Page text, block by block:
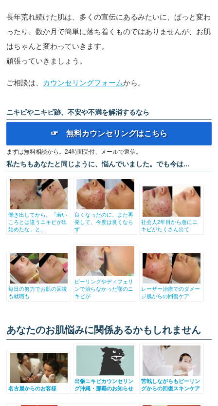
長年荒れ続けた肌は、多くの宣伝にあるみたいに、ぱっと変わ
ったり、数か月で簡単に落ち着くものではありませんが、お肌
はちゃんと変わっていきます。
頑張っていきましょう。
ご相談は、 カウンセリングフォームから。
ニキビやニキビ跡、不安や不満を解消するなら
☞ 無料カウンセリングはこちら
まずは無料相談から。24時間受付、メールで返信。
私たちもあなたと同じように、悩んでいました。でも今は...
働き出してから、「若い
ころとは違うニキビが出
始めたな」と...
良くなったのに、また再
発して、今度は良くなら
ず
社会人2年目から急にニ
キビがたくさん出て
毎日の努力でお肌の回復
も就職も
ピーリングやディフェリ
ンで治らなかった顎のニ
キビが
レーザー治療でのダメー
ジ肌からの回復ケア
あなたのお肌悩みに関係あるかもしれません
名古屋からのお客様
出張ニキビカウンセリン
グ沖縄・那覇のお知らせ
苦戦しながらもピーリン
グからの回復スキンケア